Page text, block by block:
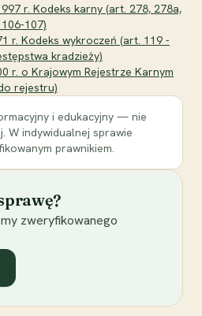
r. Kodeks karny (art. 278, 278a,
107)
r. Kodeks wykroczeń (art. 119 -
kradzieży)
r. o Krajowym Rejestrze Karnym
rejestru)
i edukacyjny — nie
W indywidualnej sprawie
prawnikiem.
zweryfikowanego